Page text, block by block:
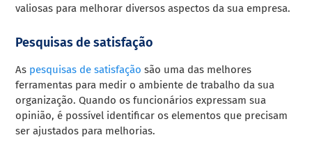
valiosas para melhorar diversos aspectos da sua empresa.
Pesquisas de satisfação
As pesquisas de satisfaçãosão uma das melhores
ferramentas para medir o ambiente de trabalho da sua
organização. Quando os funcionários expressam sua
opinião, é possível identificar os elementos que precisam
ser ajustados para melhorias.